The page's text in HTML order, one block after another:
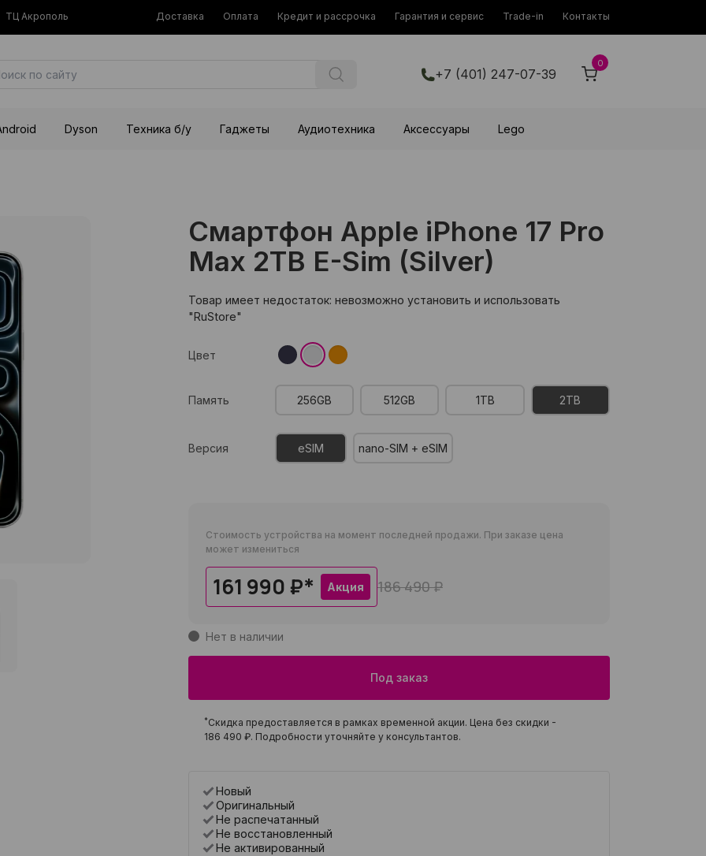
ТЦ Акрополь Доставка Оплата Кредит и рассрочка Гарантия и сервис Trade-in Контакты
+7 (401) 247-07-39
0
Dyson Техника б/у Гаджеты Аудиотехника Аксессуары Lego
Смартфон Apple iPhone 17 Pro
Max 2TB E-Sim (Silver)
Товар имеет недостаток: невозможно установить и использовать
"RuStore"
Цвет
Память 256GB 512GB 1TB 2TB
Версия eSIM nano-SIM + eSIM
Стоимость устройства на момент последней продажи. При заказе цена
может измениться
161 990 ₽* Акция 186 490 ₽
Нет в наличии
Под заказ
*Скидка предоставляется в рамках временной акции. Цена без скидки -
186 490 ₽. Подробности уточняйте у консультантов.
Новый
Оригинальный
Не распечатанный
Не восстановленный
Не активированный